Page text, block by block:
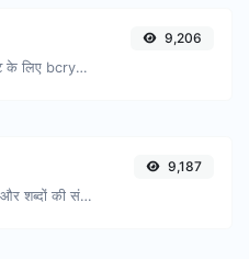
किसी भी स्ट्रिंग इनपुट के लिए bcrypt पासवर्ड हैश उत्पन्न करें।
9,206
दिए गए पाठ के अक्षरों और शब्दों की संख्या गिनें।
9,187